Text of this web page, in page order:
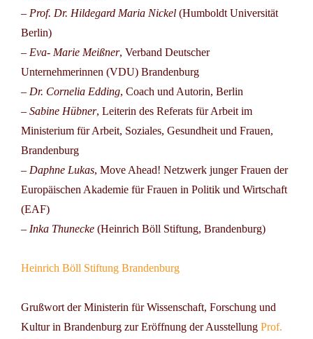
– Prof. Dr. Hildegard Maria Nickel (Humboldt Universität
Berlin)
– Eva- Marie Meißner, Verband Deutscher
Unternehmerinnen (VDU) Brandenburg
– Dr. Cornelia Edding, Coach und Autorin, Berlin
– Sabine Hübner, Leiterin des Referats für Arbeit im
Ministerium für Arbeit, Soziales, Gesundheit und Frauen,
Brandenburg
– Daphne Lukas, Move Ahead! Netzwerk junger Frauen der
Europäischen Akademie für Frauen in Politik und Wirtschaft
(EAF)
– Inka Thunecke (Heinrich Böll Stiftung, Brandenburg)
Heinrich Böll Stiftung Brandenburg
Grußwort der Ministerin für Wissenschaft, Forschung und
Kultur in Brandenburg zur Eröffnung der Ausstellung Prof.